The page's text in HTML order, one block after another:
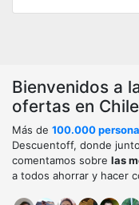
Bienvenidos a
ofertas en
Más de 100.000
Descuentoff, donde
comentamos sobre las
a todos ahorrar y hacer